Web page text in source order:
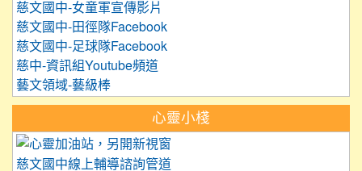
慈文國中-女童軍宣傳影片
慈文國中-田徑隊Facebook
慈文國中-足球隊Facebook
慈中-資訊組Youtube頻道
藝文領域-藝級棒
心靈小棧
慈文國中線上輔導諮詢管道